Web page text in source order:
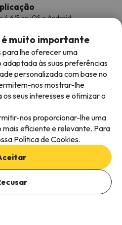
4,6/5 no iOS e Android.
é muito importante
para lhe oferecer uma
às suas preferências
personalizada com base no
nos mostrar-lhe
seus interesses e otimizar o
nos proporcionar-lhe uma
eficiente e relevante. Para
Política de Cookies.